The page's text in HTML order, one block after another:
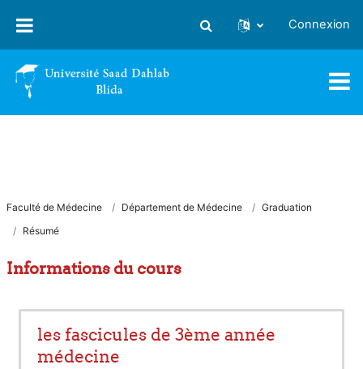
Activer/désactiver la saisie
Connexion
Faculté de Médecine Département de Médecine
Graduation
Résumé
Informations du cours
les fascicules de 3ème année
médecine